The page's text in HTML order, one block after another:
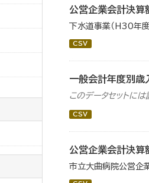
公営企業会計決算
下水道事業（H30年
CSV
一般会計年度別歳
このデータセットに
CSV
公営企業会計決算
市立大曲病院公営企